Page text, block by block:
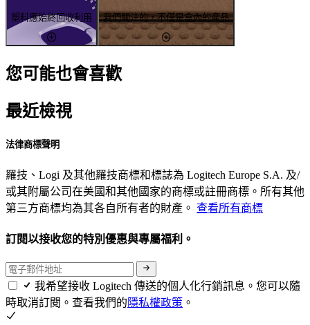
塑料應始終回收利用 我們關注的，不僅是盒內的產品
您可能也會喜歡
最近檢視
法律商標聲明
羅技、Logi 及其他羅技商標和標誌為 Logitech Europe S.A. 及/
或其附屬公司在美國和其他國家的商標或註冊商標。所有其他
第三方商標均為其各自所有者的財產。 查看所有商標
訂閱以接收您的特別優惠與專屬福利。
我希望接收 Logitech 傳送的個人化行銷訊息。您可以隨
時取消訂閱。查看我們的隱私權政策 。